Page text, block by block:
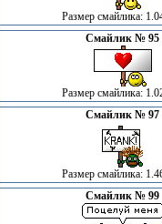
Размер смайлика:
Смайлик № 95
Размер смайлика:
Смайлик № 97
Размер смайлика:
Смайлик № 99